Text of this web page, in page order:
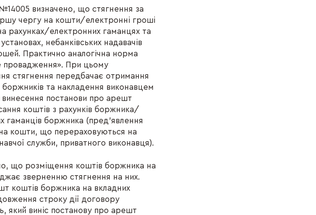
визначено, що стягнення за
чергу на кошти/електронні гроші
рахунках/електронних гаманцях та
небанківських надавачів
Практично аналогічна норма
провадження». При цьому
стягнення передбачає отримання
та накладення виконавцем
постанови про арешт
коштів з рахунків боржника/
гаманців боржника (пред’явлення
кошти, що перераховуються на
служби, приватного виконавця).
що розміщення коштів боржника на
зверненню стягнення на них.
коштів боржника на вкладних
строку дії договору
який виніс постанову про арешт